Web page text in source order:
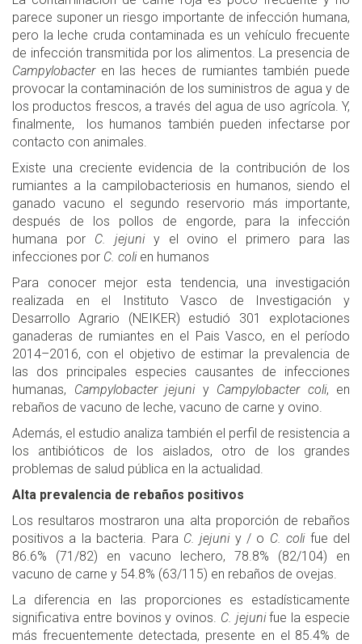
parece suponer un riesgo importante de infección humana,
pero la leche cruda contaminada es un vehículo frecuente
de infección transmitida por los alimentos. La presencia de
Campylobacteren las heces de rumiantes también puede
provocar la contaminación de los suministros de agua y de
los productos frescos, a través del agua de uso agrícola. Y,
finalmente, los humanos también pueden infectarse por
contacto con animales.
Existe una creciente evidencia de la contribución de los
rumiantes a la campilobacteriosis en humanos, siendo el
ganado vacuno el segundo reservorio más importante,
después de los pollos de engorde, para la infección
humana por C. jejuniy el ovino el primero para las
infecciones por C. coli en humanos
Para conocer mejor esta tendencia, una investigación
realizada en el Instituto Vasco de Investigación y
Desarrollo Agrario (NEIKER) estudió 301 explotaciones
ganaderas de rumiantes en el Pais Vasco, en el período
2014–2016, con el objetivo de estimar la prevalencia de
las dos principales especies causantes de infecciones
humanas, Campylobacter jejuniy Campylobacter coli, en
rebaños de vacuno de leche, vacuno de carne y ovino.
Además, el estudio analiza también el perfil de resistencia a
los antibióticos de los aislados, otro de los grandes
problemas de salud pública en la actualidad.
Alta prevalencia de rebaños positivos
Los resultaros mostraron una alta proporción de rebaños
positivos a la bacteria. Para C. jejuniy / o C. coli fue del
86.6% (71/82) en vacuno lechero, 78.8% (82/104) en
vacuno de carne y 54.8% (63/115) en rebaños de ovejas.
La diferencia en las proporciones es estadísticamente
significativa entre bovinos y ovinos. C. jejunifue la especie
más frecuentemente detectada, presente en el 85.4% de